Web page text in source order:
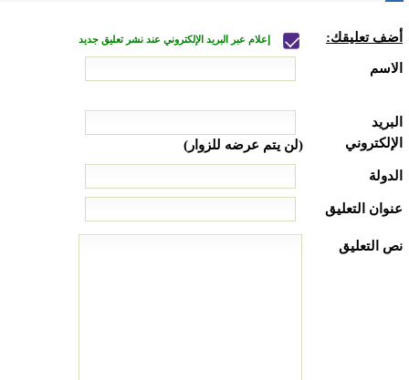
أضف تعليقك: إعلام عبر البريد الإلكتروني عند نشر تعليق جديد
الاسم
البريد
الإلكتروني
(لن يتم عرضه للزوار)
الدولة
عنوان التعليق
نص التعليق